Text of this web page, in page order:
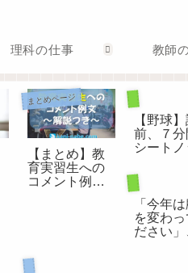
理科の仕事 教師
まとめページ
【まとめ】教
育実習生への
コメント例
部活動顧問と
【野球
前、７
シートノ
部活動顧問と
「今年
を変わっ
ださい」
生徒指導担当として